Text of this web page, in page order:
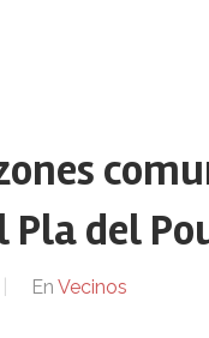
Pla del
En Vecinos